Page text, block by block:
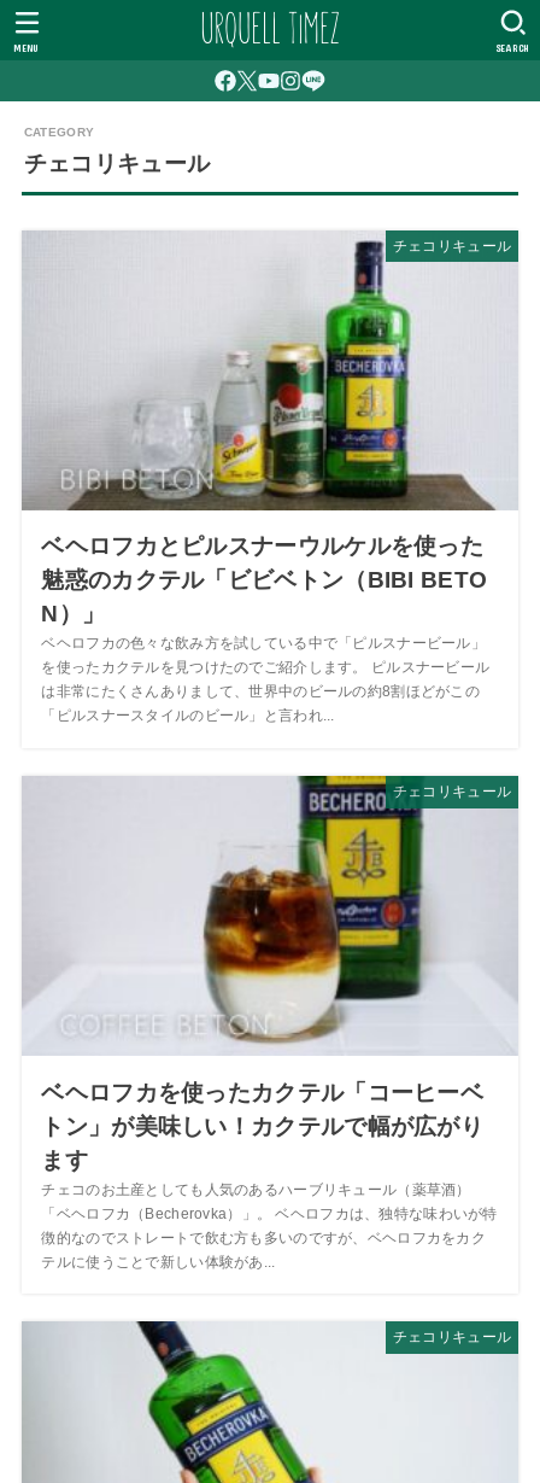
SEARCH
MENU
チェコリキュール
チェコリキュール
ベヘロフカとピルスナーウルケルを使った
魅惑のカクテル「ビビベトン（BIBI BETO
N）」
ベヘロフカの色々な飲み方を試している中で「ピルスナービール」
を使ったカクテルを見つけたのでご紹介します。 ピルスナービール
は非常にたくさんありまして、世界中のビールの約8割ほどがこの
「ピルスナースタイルのビール」と言われ...
チェコリキュール
ベヘロフカを使ったカクテル「コーヒーベ
トン」が美味しい！カクテルで幅が広がり
ます
チェコのお土産としても人気のあるハーブリキュール（薬草酒）
「ベヘロフカ（Becherovka）」。 ベヘロフカは、独特な味わいが特
徴的なのでストレートで飲む方も多いのですが、ベヘロフカをカク
テルに使うことで新しい体験があ...
チェコリキュール